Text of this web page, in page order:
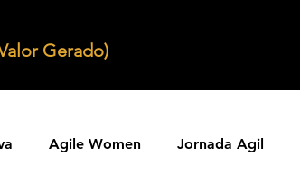
Gerado)
Agile Women Jornada Agil